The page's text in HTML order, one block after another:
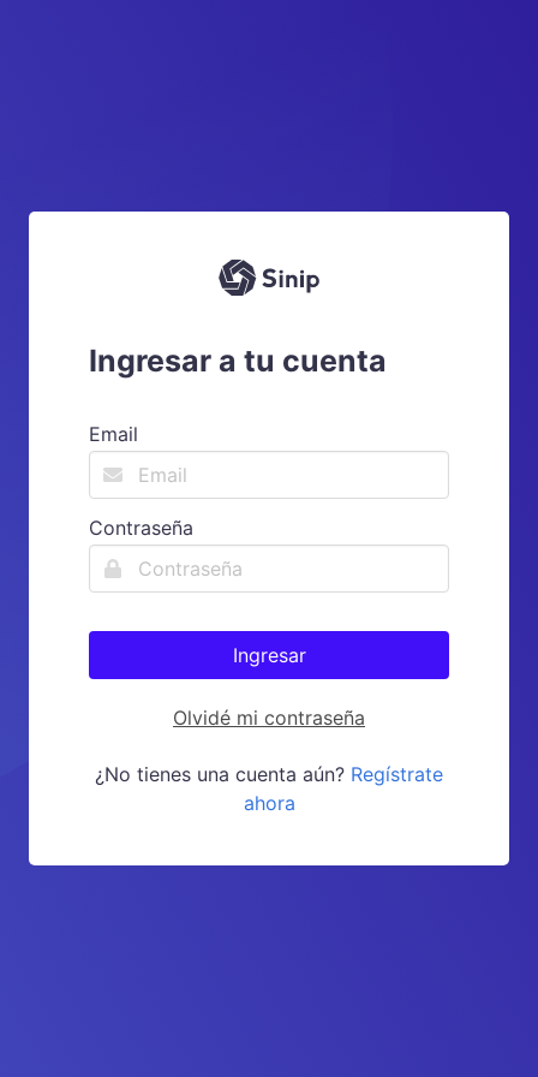
Ingresar a tu cuenta
Email
Contraseña
Ingresar
Olvidé mi contraseña
¿No tienes una cuenta aún? Regístrate
ahora